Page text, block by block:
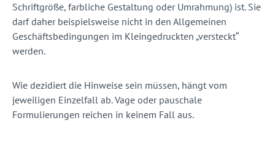
Schriftgröße, farbliche Gestaltung oder Umrahmung) ist. Sie
darf daher beispielsweise nicht in den Allgemeinen
Geschäftsbedingungen im Kleingedruckten „versteckt“
werden.
Wie dezidiert die Hinweise sein müssen, hängt vom
jeweiligen Einzelfall ab. Vage oder pauschale
Formulierungen reichen in keinem Fall aus.